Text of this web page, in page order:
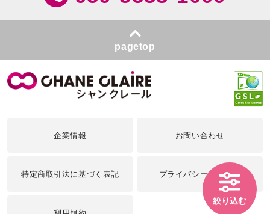
絞り込む
pagetop
企業情報 お問い合わせ
特定商取引法に基づく表記 プライバシーポリシー